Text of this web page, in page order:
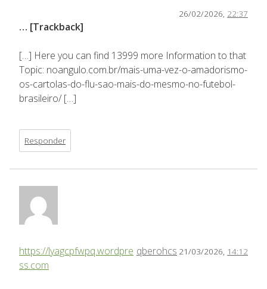
26/02/2026, 22:37
… [Trackback]
[…] Here you can find 13999 more Information to that
Topic: noangulo.com.br/mais-uma-vez-o-amadorismo-
os-cartolas-do-flu-sao-mais-do-mesmo-no-futebol-
brasileiro/ […]
Responder
qberohcs 21/03/2026, 14:12
https://lyagcpfwpq.wordpre
ss.com